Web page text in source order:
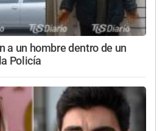
a un hombre dentro de un
Policía